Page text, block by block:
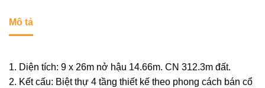
Mô tả
1. Diện tích: 9 x 26m nở hậu 14.66m. CN 312.3m đất.
2. Kết cấu: Biệt thự 4 tầng thiết kế theo phong cách bán cổ